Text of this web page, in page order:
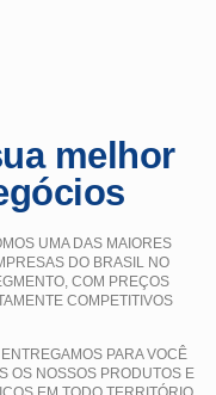
melhor
UMA DAS MAIORES
DO BRASIL NO
COM PREÇOS
COMPETITIVOS
PARA VOCÊ
OS NOSSOS PRODUTOS E